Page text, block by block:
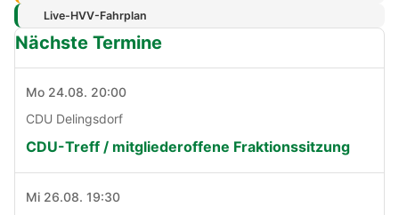
Live-HVV-Fahrplan
Nächste Termine
Mo 24.08. 20:00
CDU Delingsdorf
CDU-Treff / mitgliederoffene Fraktionssitzung
Mi 26.08. 19:30